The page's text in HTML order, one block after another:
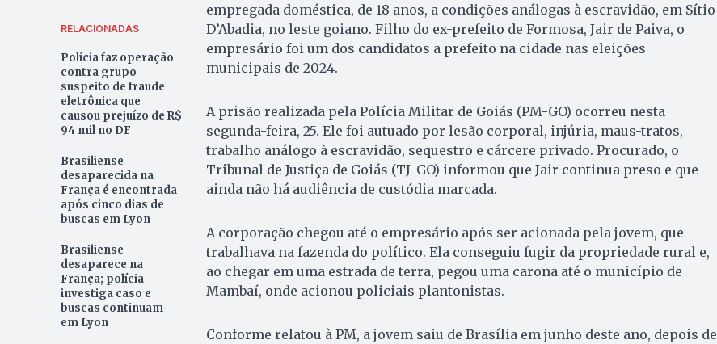
RELACIONADAS
Polícia faz operação
contra grupo
suspeito de fraude
eletrônica que
causou prejuízo de R$
94 mil no DF
Brasiliense
desaparecida na
França é encontrada
após cinco dias de
buscas em Lyon
Brasiliense
desaparece na
França; polícia
investiga caso e
buscas continuam
em Lyon
empregada doméstica, de 18 anos, a condições análogas à escravidão, em Sítio
D’Abadia, no leste goiano. Filho do ex-prefeito de Formosa, Jair de Paiva, o
empresário foi um dos candidatos a prefeito na cidade nas eleições
municipais de 2024.
A prisão realizada pela Polícia Militar de Goiás (PM-GO) ocorreu nesta
segunda-feira, 25. Ele foi autuado por lesão corporal, injúria, maus-tratos,
trabalho análogo à escravidão, sequestro e cárcere privado. Procurado, o
Tribunal de Justiça de Goiás (TJ-GO) informou que Jair continua preso e que
ainda não há audiência de custódia marcada.
A corporação chegou até o empresário após ser acionada pela jovem, que
trabalhava na fazenda do político. Ela conseguiu fugir da propriedade rural e,
ao chegar em uma estrada de terra, pegou uma carona até o município de
Mambaí, onde acionou policiais plantonistas.
Conforme relatou à PM, a jovem saiu de Brasília em junho deste ano, depois de